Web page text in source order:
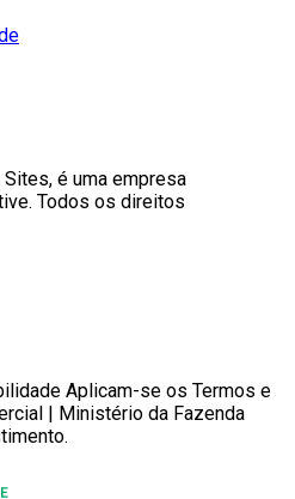
é uma empresa
Todos os direitos
Aplicam-se os Termos e
| Ministério da Fazenda